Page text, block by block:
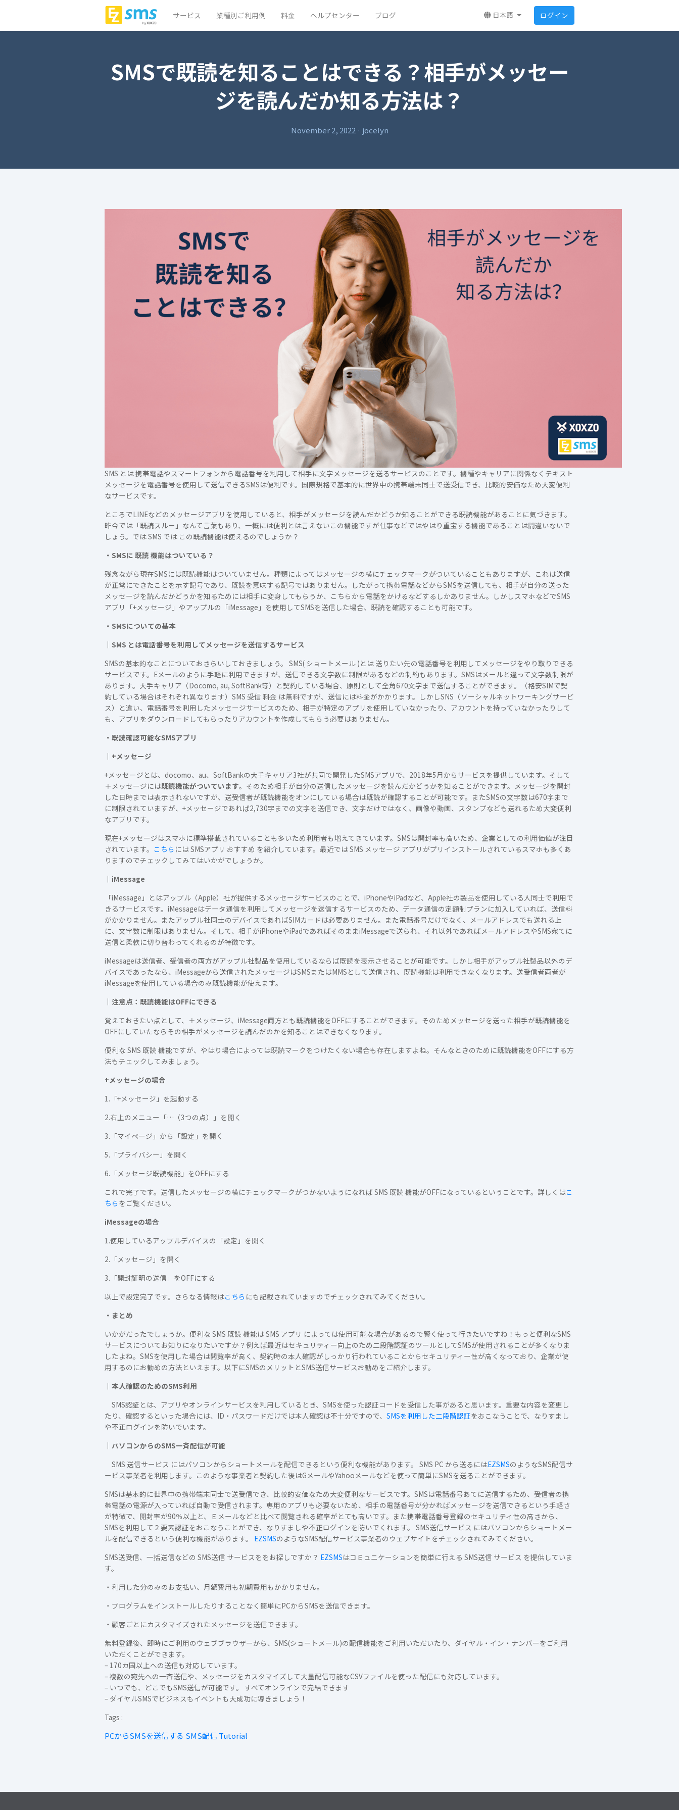
サービス 業種別ご利用例 料金 ヘルプセンター ブログ 日本語 ログイン
SMSで既読を知ることはできる？相手がメッセー
ジを読んだか知る方法は？
November 2, 2022 · jocelyn
SMS とは 携帯電話やスマートフォンから電話番号を利用して相手に文字メッセージを送るサービスのことです。機種やキャリアに関係なくテキスト
メッセージを電話番号を使用して送信できるSMSは便利です。国際規格で基本的に世界中の携帯端末同士で送受信でき、比較的安価なため大変便利
なサービスです。
ところでLINEなどのメッセージアプリを使用していると、相手がメッセージを読んだかどうか知ることができる既読機能があることに気づきます。
昨今では「既読スルー」なんて言葉もあり、一概には便利とは言えないこの機能ですが仕事などではやはり重宝する機能であることは間違いないで
しょう。では SMS では この既読機能は使えるのでしょうか？
・SMSに 既読 機能はついている？
残念ながら現在SMSには既読機能はついていません。種類によってはメッセージの横にチェックマークがついていることもありますが、これは送信
が正常にできたことを示す記号であり、既読を意味する記号ではありません。したがって携帯電話などからSMSを送信しても、相手が自分の送った
メッセージを読んだかどうかを知るためには相手に変身してもらうか、こちらから電話をかけるなどするしかありません。しかしスマホなどでSMS
アプリ「+メッセージ」やアップルの「iMessage」を使用してSMSを送信した場合、既読を確認することも可能です。
・SMSについての基本
｜SMS とは電話番号を利用してメッセージを送信するサービス
SMSの基本的なことについておさらいしておきましょう。 SMS( ショートメール )とは 送りたい先の電話番号を利用してメッセージをやり取りできる
サービスです。Eメールのように手軽に利用できますが、送信できる文字数に制限があるなどの制約もあります。SMSはメールと違って文字数制限が
あります。大手キャリア（Docomo, au, SoftBank等）と契約している場合、原則として全角670文字まで送信することができます。（格安SIMで契
約している場合はそれぞれ異なります）SMS 受信 料金 は無料ですが、送信には料金がかかります。しかしSNS（ソーシャルネットワーキングサービ
ス）と違い、電話番号を利用したメッセージサービスのため、相手が特定のアプリを使用していなかったり、アカウントを持っていなかったりして
も、アプリをダウンロードしてもらったりアカウントを作成してもらう必要はありません。
・既読確認可能なSMSアプリ
｜+メッセージ
+メッセージとは、docomo、au、SoftBankの大手キャリア3社が共同で開発したSMSアプリで、2018年5月からサービスを提供しています。そして
＋メッセージには既読機能がついています。そのため相手が自分の送信したメッセージを読んだかどうかを知ることができます。メッセージを開封
した日時までは表示されないですが、送受信者が既読機能をオンにしている場合は既読が確認することが可能です。またSMSの文字数は670字まで
に制限されていますが、+メッセージであれば2,730字までの文字を送信でき、文字だけではなく、画像や動画、スタンプなども送れるため大変便利
なアプリです。
現在+メッセージはスマホに標準搭載されていることも多いため利用者も増えてきています。SMSは開封率も高いため、企業としての利用価値が注目
されています。 こちら には SMSアプリ おすすめ を紹介しています。最近では SMS メッセージ アプリがプリインストールされているスマホも多くあ
りますのでチェックしてみてはいかがでしょうか。
｜iMessage
「iMessage」とはアップル（Apple）社が提供するメッセージサービスのことで、iPhoneやiPadなど、Apple社の製品を使用している人同士で利用で
きるサービスです。iMessageはデータ通信を利用してメッセージを送信するサービスのため、データ通信の定額制プランに加入していれば、送信料
がかかりません。またアップル社同士のデバイスであればSIMカードは必要ありません。また電話番号だけでなく、メールアドレスでも送れる上
に、文字数に制限はありません。そして、相手がiPhoneやiPadであればそのままiMessageで送られ、それ以外であればメールアドレスやSMS宛てに
送信と柔軟に切り替わってくれるのが特徴です。
iMessageは送信者、受信者の両方がアップル社製品を使用しているならば既読を表示させることが可能です。しかし相手がアップル社製品以外のデ
バイスであったなら、iMessageから送信されたメッセージはSMSまたはMMSとして送信され、既読機能は利用できなくなります。送受信者両者が
iMessageを使用している場合のみ既読機能が使えます。
｜注意点：既読機能はOFFにできる
覚えておきたい点として、＋メッセージ、iMessage両方とも既読機能をOFFにすることができます。そのためメッセージを送った相手が既読機能を
OFFにしていたならその相手がメッセージを読んだのかを知ることはできなくなります。
便利な SMS 既読 機能ですが、やはり場合によっては既読マークをつけたくない場合も存在しますよね。そんなときのために既読機能をOFFにする方
法もチェックしてみましょう。
+メッセージの場合
1.「+メッセージ」を起動する
2.右上のメニュー「…（3つの点）」を開く
3.「マイページ」から「設定」を開く
5.「プライバシー」を開く
6.「メッセージ既読機能」をOFFにする
これで完了です。送信したメッセージの横にチェックマークがつかないようになれば SMS 既読 機能がOFFになっているということです。詳しくはこ
ちら をご覧ください。
iMessageの場合
1.使用しているアップルデバイスの「設定」を開く
2.「メッセージ」を開く
3.「開封証明の送信」をOFFにする
以上で設定完了です。さらなる情報はこちら にも記載されていますのでチェックされてみてください。
・まとめ
いかがだったでしょうか。便利な SMS 既読 機能は SMS アプリ によっては使用可能な場合があるので賢く使って行きたいですね！もっと便利なSMS
サービスについてお知りになりたいですか？例えば最近はセキュリティー向上のため二段階認証のツールとしてSMSが使用されることが多くなりま
したよね。SMSを使用した場合は閲覧率が高く、契約時の本人確認がしっかり行われていることからセキュリティー性が高くなっており、企業が使
用するのにお勧めの方法といえます。以下にSMSのメリットとSMS送信サービスお勧めをご紹介します。
｜本人確認のためのSMS利用
SMS認証とは、アプリやオンラインサービスを利用しているとき、SMSを使った認証コードを受信した事があると思います。重要な内容を変更し
たり、確認するといった場合には、ID・パスワードだけでは本人確認は不十分ですので、 SMSを利用した二段階認証をおこなうことで、なりすまし
や不正ログインを防いでいます。
｜パソコンからのSMS一斉配信が可能
SMS 送信サービス にはパソコンからショートメールを配信できるという便利な機能があります。 SMS PC から送るにはEZSMSのようなSMS配信サ
ービス事業者を利用します。このような事業者と契約した後はGメールやYahooメールなどを使って簡単にSMSを送ることができます。
SMSは基本的に世界中の携帯端末同士で送受信でき、比較的安価なため大変便利なサービスです。SMSは電話番号あてに送信するため、受信者の携
帯電話の電源が入っていれば自動で受信されます。専用のアプリも必要ないため、相手の電話番号が分かればメッセージを送信できるという手軽さ
が特徴で、開封率が90％以上と、Ｅメールなどと比べて閲覧される確率がとても高いです。また携帯電話番号登録のセキュリティ性の高さから、
SMSを利用して２要素認証をおこなうことができ、なりすましや不正ログインを防いでくれます。 SMS送信サービス にはパソコンからショートメー
ルを配信できるという便利な機能があります。 EZSMSのようなSMS配信サービス事業者のウェブサイトをチェックされてみてください。
SMS送受信、一括送信などの SMS送信 サービスををお探しですか？ EZSMSはコミュニケーションを簡単に行える SMS送信 サービス を提供していま
す。
・利用した分のみのお支払い、月額費用も初期費用もかかりません。
・プログラムをインストールしたりすることなく簡単にPCからSMSを送信できます。
・顧客ごとにカスタマイズされたメッセージを送信できます。
無料登録後、即時にご利用のウェブブラウザーから、SMS(ショートメール)の配信機能をご利用いただいたり、ダイヤル・イン・ナンバーをご利用
いただくことができます。
– 170カ国以上への送信も対応しています。
– 複数の宛先への一斉送信や、メッセージをカスタマイズして大量配信可能なCSVファイルを使った配信にも対応しています。
– いつでも、どこでもSMS送信が可能です。 すべてオンラインで完結できます
– ダイヤルSMSでビジネスもイベントも大成功に導きましょう！
Tags :
PCからSMSを送信する SMS配信Tutorial